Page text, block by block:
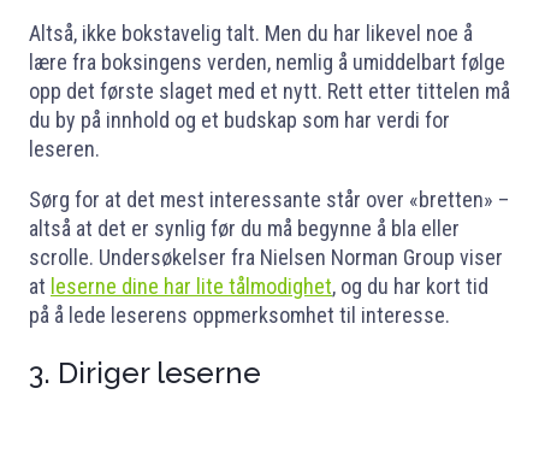
Altså, ikke bokstavelig talt. Men du har likevel noe å
lære fra boksingens verden, nemlig å umiddelbart følge
opp det første slaget med et nytt. Rett etter tittelen må
du by på innhold og et budskap som har verdi for
leseren.
Sørg for at det mest interessante står over «bretten» –
altså at det er synlig før du må begynne å bla eller
scrolle. Undersøkelser fra Nielsen Norman Group viser
at leserne dine har lite tålmodighet, og du har kort tid
på å lede leserens oppmerksomhet til interesse.
3. Diriger leserne